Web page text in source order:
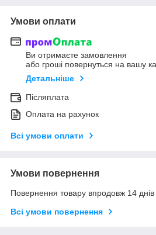
Умови оплати
Ви отримаєте замовлення
або гроші повернуться на вашу
Детальніше
Післяплата
Оплата на рахунок
Всі умови оплати
Умови повернення
Повернення товару впродовж 14 днів
Всі умови повернення